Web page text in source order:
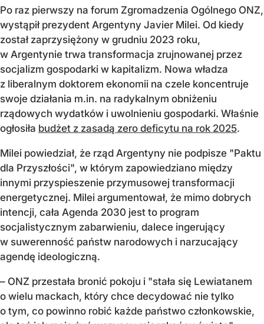
Po raz pierwszy na forum Zgromadzenia Ogólnego ONZ,
wystąpił prezydent Argentyny Javier Milei. Od kiedy
został zaprzysiężony w grudniu 2023 roku,
w Argentynie trwa transformacja zrujnowanej przez
socjalizm gospodarki w kapitalizm. Nowa władza
z liberalnym doktorem ekonomii na czele koncentruje
swoje działania m.in. na radykalnym obniżeniu
rządowych wydatków i uwolnieniu gospodarki. Właśnie
ogłosiła budżet z zasadą zero deficytu na rok 2025.
Milei powiedział, że rząd Argentyny nie podpisze "Paktu
dla Przyszłości", w którym zapowiedziano między
innymi przyspieszenie przymusowej transformacji
energetycznej. Milei argumentował, że mimo dobrych
intencji, cała Agenda 2030 jest to program
socjalistycznym zabarwieniu, dalece ingerujący
w suwerenność państw narodowych i narzucający
agendę ideologiczną.
– ONZ przestała bronić pokoju i "stała się Lewiatanem
o wielu mackach, który chce decydować nie tylko
o tym, co powinno robić każde państwo członkowskie,